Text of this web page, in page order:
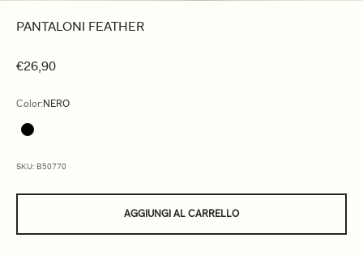
PANTALONI FEATHER
€26,90
Color:NERO
SKU: B50770
AGGIUNGI AL CARRELLO